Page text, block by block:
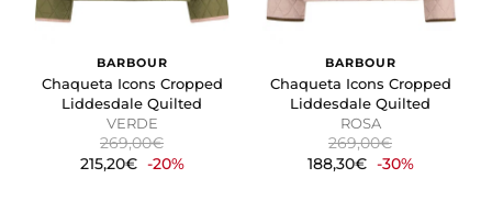
BARBOUR
Chaqueta Icons Cropped
Liddesdale Quilted
VERDE
269,00€
215,20€ -20%
BARBOUR
Chaqueta Icons Cropped
Liddesdale Quilted
ROSA
269,00€
188,30€ -30%